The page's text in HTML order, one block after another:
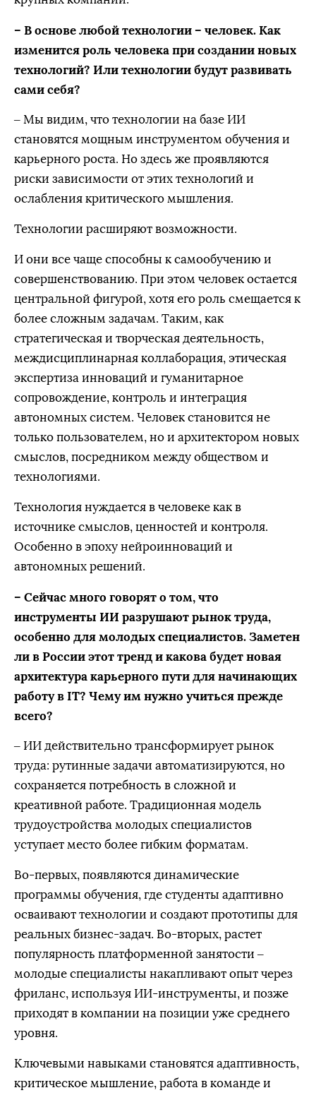
– В основе любой технологии – человек. Как
изменится роль человека при создании новых
технологий? Или технологии будут развивать
сами себя?
– Мы видим, что технологии на базе ИИ
становятся мощным инструментом обучения и
карьерного роста. Но здесь же проявляются
риски зависимости от этих технологий и
ослабления критического мышления.
Технологии расширяют возможности.
И они все чаще способны к самообучению и
совершенствованию. При этом человек остается
центральной фигурой, хотя его роль смещается к
более сложным задачам. Таким, как
стратегическая и творческая деятельность,
междисциплинарная коллаборация, этическая
экспертиза инноваций и гуманитарное
сопровождение, контроль и интеграция
автономных систем. Человек становится не
только пользователем, но и архитектором новых
смыслов, посредником между обществом и
технологиями.
Технология нуждается в человеке как в
источнике смыслов, ценностей и контроля.
Особенно в эпоху нейроинноваций и
автономных решений.
– Сейчас много говорят о том, что
инструменты ИИ разрушают рынок труда,
особенно для молодых специалистов. Заметен
ли в России этот тренд и какова будет новая
архитектура карьерного пути для начинающих
работу в IT? Чему им нужно учиться прежде
всего?
– ИИ действительно трансформирует рынок
труда: рутинные задачи автоматизируются, но
сохраняется потребность в сложной и
креативной работе. Традиционная модель
трудоустройства молодых специалистов
уступает место более гибким форматам.
Во-первых, появляются динамические
программы обучения, где студенты адаптивно
осваивают технологии и создают прототипы для
реальных бизнес-задач. Во-вторых, растет
популярность платформенной занятости –
молодые специалисты накапливают опыт через
фриланс, используя ИИ-инструменты, и позже
приходят в компании на позиции уже среднего
уровня.
Ключевыми навыками становятся адаптивность,
критическое мышление, работа в команде и